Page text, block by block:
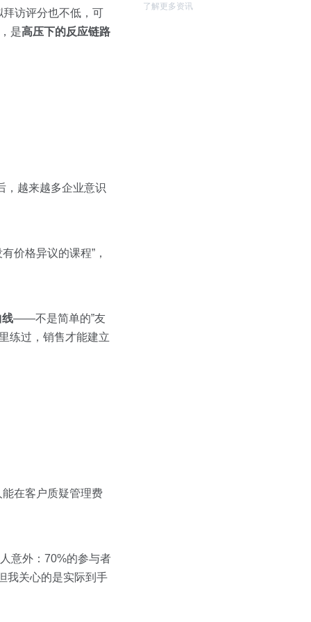
访评分也不低，可
是高压下的反应链路
越来越多企业意识
价格异议的课程”，
线——不是简单的”友
练过，销售才能建立
在客户质疑管理费
意外：70%的参与者
我关心的是实际到手
了解更多资讯